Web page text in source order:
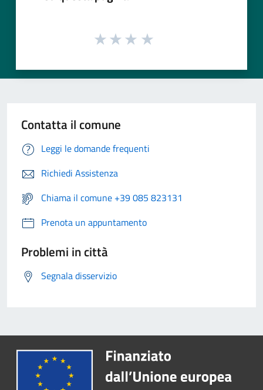
Contatta il comune
Leggi le domande frequenti
Richiedi Assistenza
Chiama il comune +39 085 823131
Prenota un appuntamento
Problemi in città
Segnala disservizio